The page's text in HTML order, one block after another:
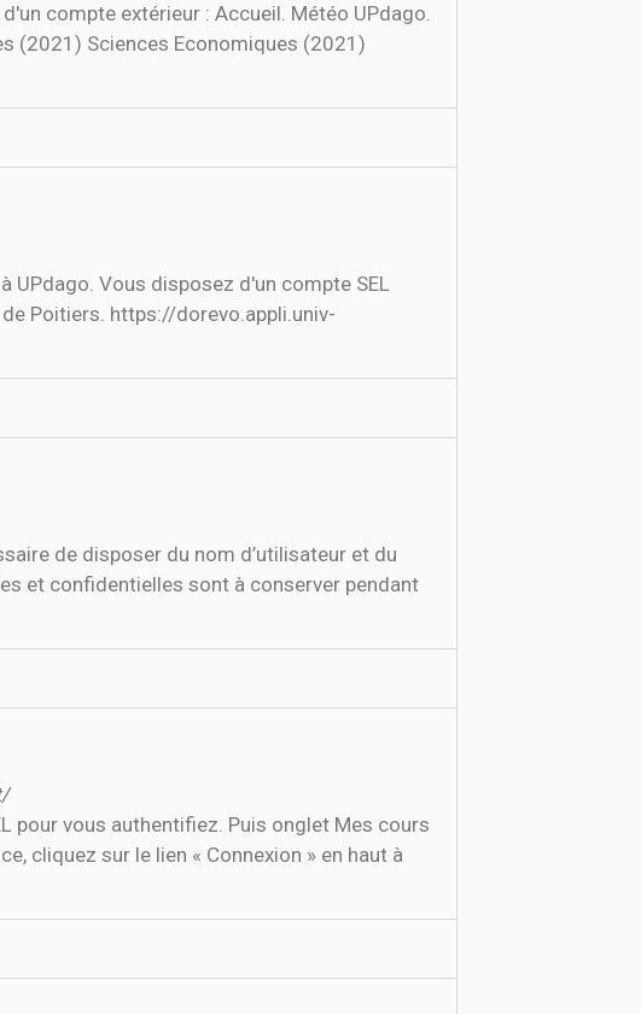
compte extérieur : Accueil. Météo UPdago.
(2021) Sciences Economiques (2021)
Poitiers. https://dorevo.appli.univ-
de disposer du nom d’utilisateur et du
et confidentielles sont à conserver pendant
pour vous authentifiez. Puis onglet Mes cours
cliquez sur le lien « Connexion » en haut à